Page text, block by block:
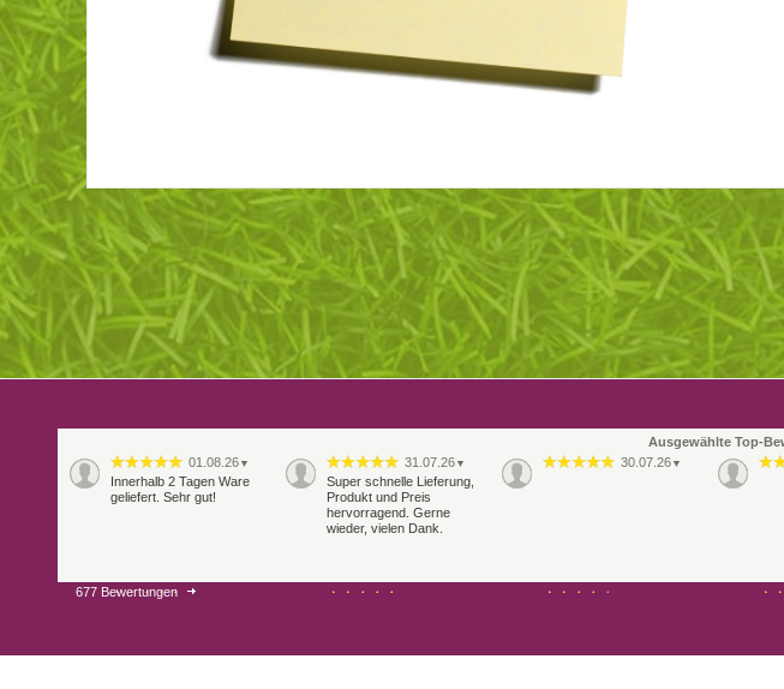
Ausgewählte Top-
01.08.26 ▼
Innerhalb 2 Tagen Ware
geliefert. Sehr gut!
31.07.26 ▼
Super schnelle Lieferung,
Produkt und Preis
hervorragend. Gerne
wieder, vielen Dank.
30.07.26 ▼
27.07.26
677 Bewertungen